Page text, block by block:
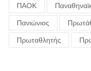
ΠΑΟΚ
Πανιώνιος
Πρωταθλητής